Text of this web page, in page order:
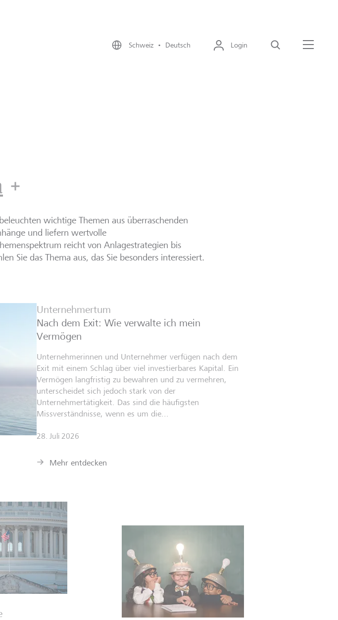
Schweiz • Deutsch Login
wichtige Themen aus überraschenden
und liefern wertvolle
reicht von Anlagestrategien bis
Sie das Thema aus, das Sie besonders interessiert.
Unternehmertum
Nach dem Exit: Wie verwalte ich mein
Vermögen
Unternehmerinnen und Unternehmer verfügen nach dem
Exit mit einem Schlag über viel investierbares Kapital. Ein
Vermögen langfristig zu bewahren und zu vermehren,
unterscheidet sich jedoch stark von der
Unternehmertätigkeit. Das sind die häufigsten
Missverständnisse, wenn es um die...
28. Juli 2026
Mehr entdecken